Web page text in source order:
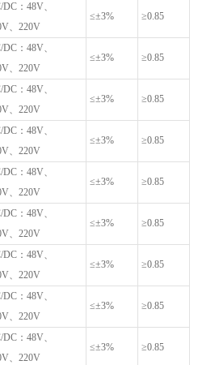
：48V、
、220V
≤±3% ≥0.85
：48V、
、220V
≤±3% ≥0.85
：48V、
、220V
≤±3% ≥0.85
：48V、
、220V
≤±3% ≥0.85
：48V、
、220V
≤±3% ≥0.85
：48V、
、220V
≤±3% ≥0.85
：48V、
、220V
≤±3% ≥0.85
：48V、
、220V
≤±3% ≥0.85
：48V、
、220V
≤±3% ≥0.85